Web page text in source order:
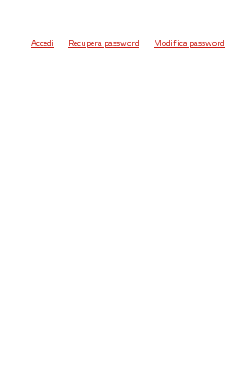
Accedi Recupera password Modifica password